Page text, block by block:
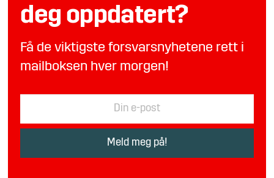
deg oppdatert?
Få de viktigste forsvarsnyhetene rett i
mailboksen hver morgen!